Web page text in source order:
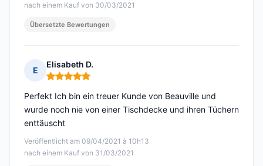
nach einem Kauf von 30/03/2021
Übersetzte Bewertungen
E
Elisabeth D.
Hinweis: 5 von 5
Veröffentlicht am 09/04/2021 à 10h13
nach einem Kauf von 31/03/2021
Perfekt Ich bin ein treuer Kunde von Beauville und
wurde noch nie von einer Tischdecke und ihren Tüchern
enttäuscht